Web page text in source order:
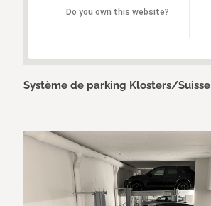
Do you own this website?
Système de parking Klosters/Suisse